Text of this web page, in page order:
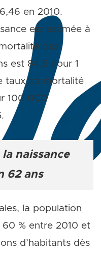
en 2010.
est estimée à
des
est 84,5 pour 1
taux de mortalité
100 000
la naissance
62 ans
la population
% entre 2010 et
d’habitants dès